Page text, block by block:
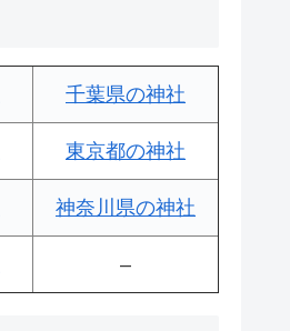
千葉県の神社
東京都の神社
神奈川県の神社
–